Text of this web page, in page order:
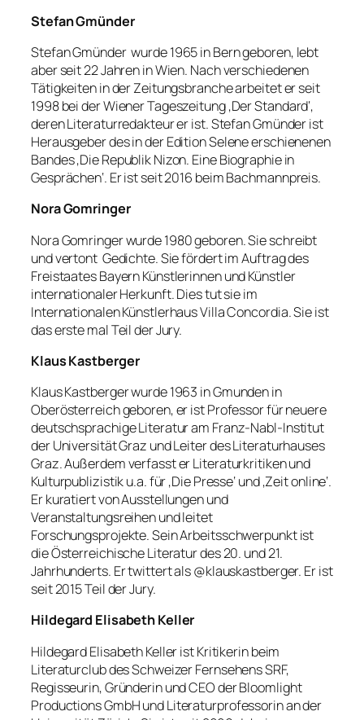
Stefan Gmünder
Stefan Gmünder wurde 1965 in Bern geboren, lebt
aber seit 22 Jahren in Wien. Nach verschiedenen
Tätigkeiten in der Zeitungsbranche arbeitet er seit
1998 bei der Wiener Tageszeitung ‚Der Standard‘,
deren Literaturredakteur er ist. Stefan Gmünder ist
Herausgeber des in der Edition Selene erschienenen
Bandes ‚Die Republik Nizon. Eine Biographie in
Gesprächen‘. Er ist seit 2016 beim Bachmannpreis.
Nora Gomringer
Nora Gomringer wurde 1980 geboren. Sie schreibt
und vertont Gedichte. Sie fördert im Auftrag des
Freistaates Bayern Künstlerinnen und Künstler
internationaler Herkunft. Dies tut sie im
Internationalen Künstlerhaus Villa Concordia. Sie ist
das erste mal Teil der Jury.
Klaus Kastberger
Klaus Kastberger wurde 1963 in Gmunden in
Oberösterreich geboren, er ist Professor für neuere
deutschsprachige Literatur am Franz-Nabl-Institut
der Universität Graz und Leiter des Literaturhauses
Graz. Außerdem verfasst er Literaturkritiken und
Kulturpublizistik u.a. für ‚Die Presse‘ und ‚Zeit online‘.
Er kuratiert von Ausstellungen und
Veranstaltungsreihen und leitet
Forschungsprojekte. Sein Arbeitsschwerpunkt ist
die Österreichische Literatur des 20. und 21.
Jahrhunderts. Er twittert als @klauskastberger. Er ist
seit 2015 Teil der Jury.
Hildegard Elisabeth Keller
Hildegard Elisabeth Keller ist Kritikerin beim
Literaturclub des Schweizer Fernsehens SRF,
Regisseurin, Gründerin und CEO der Bloomlight
Productions GmbH und Literaturprofessorin an der